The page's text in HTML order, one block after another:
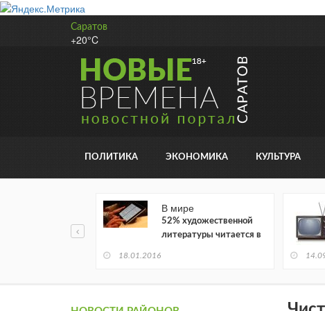
Саратов
+20°C
ПОЛИТИКА ЭКОНОМИКА КУЛЬТУРА
В мире
52% художественной
литературы читается в
18.01.2016